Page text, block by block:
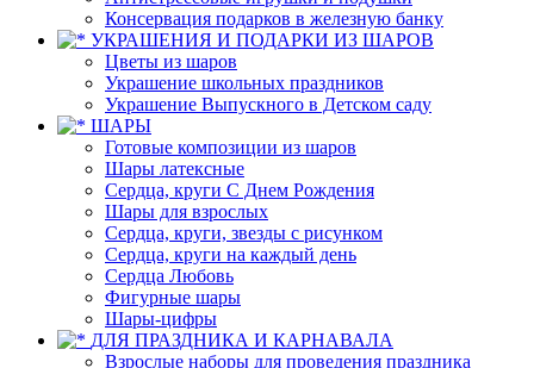
Консервация подарков в железную банку
УКРАШЕНИЯ И ПОДАРКИ ИЗ ШАРОВ
Цветы из шаров
Украшение школьных праздников
Украшение Выпускного в Детском саду
ШАРЫ
Готовые композиции из шаров
Шары латексные
Сердца, круги С Днем Рождения
Шары для взрослых
Сердца, круги, звезды с рисунком
Сердца, круги на каждый день
Сердца Любовь
Фигурные шары
Шары-цифры
ДЛЯ ПРАЗДНИКА И КАРНАВАЛА
Взрослые наборы для проведения праздника